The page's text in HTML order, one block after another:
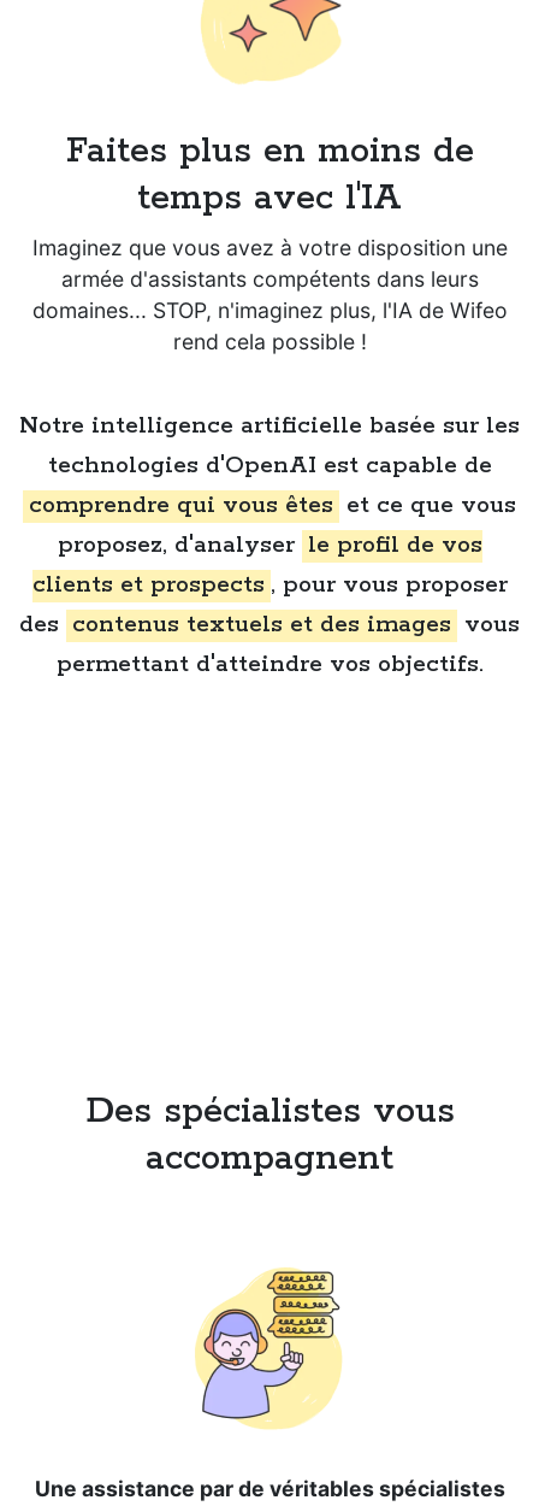
Faites plus en moins de
temps avec l'IA
Imaginez que vous avez à votre disposition une
armée d'assistants compétents dans leurs
domaines... STOP, n'imaginez plus, l'IA de Wifeo
rend cela possible !
Notre intelligence artificielle basée sur les
technologies d'OpenAI est capable de
comprendre qui vous êtes et ce que vous
proposez, d'analyser le profil de vos
clients et prospects , pour vous proposer
des contenus textuels et des images vous
permettant d'atteindre vos objectifs.
Des spécialistes vous
accompagnent
Une assistance par de véritables spécialistes